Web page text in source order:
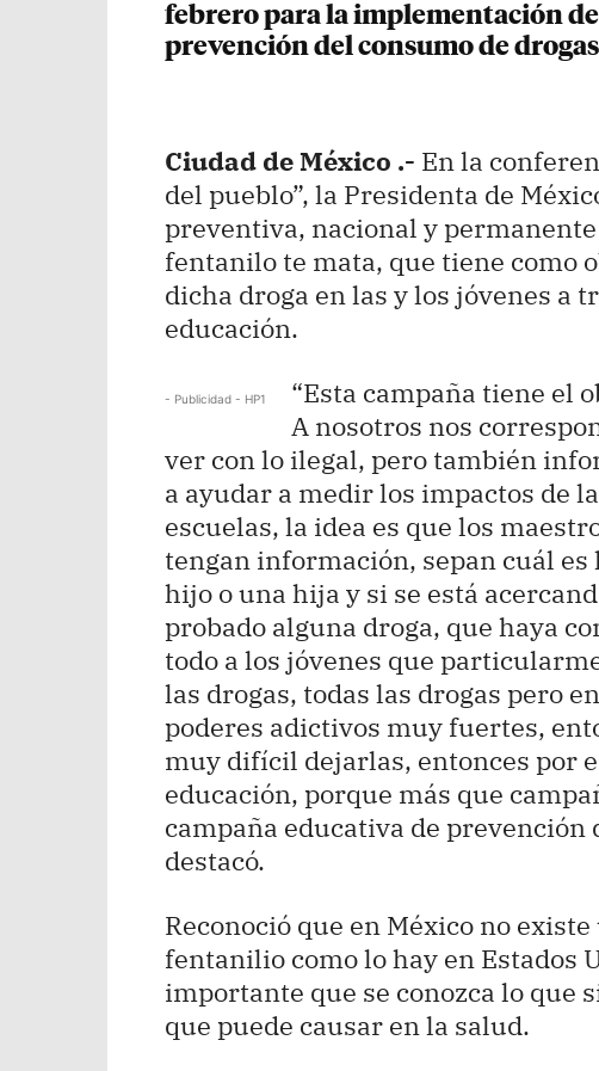
febrero para la implementación de
prevención del consumo de
Ciudad de México .- En la
del pueblo”, la Presidenta de
preventiva, nacional y
fentanilo te mata, que tiene como
dicha droga en las y los jóvenes a
educación.
- Publicidad - HP1
“Esta campaña tiene el
A nosotros nos
ver con lo ilegal, pero también
a ayudar a medir los impactos de
escuelas, la idea es que los
tengan información, sepan cuál
hijo o una hija y si se está
probado alguna droga, que haya
todo a los jóvenes que
las drogas, todas las drogas pero
poderes adictivos muy fuertes,
muy difícil dejarlas, entonces por
educación, porque más que
campaña educativa de prevención
destacó.
Reconoció que en México no
fentanilio como lo hay en Estados
importante que se conozca lo que
que puede causar en la salud.